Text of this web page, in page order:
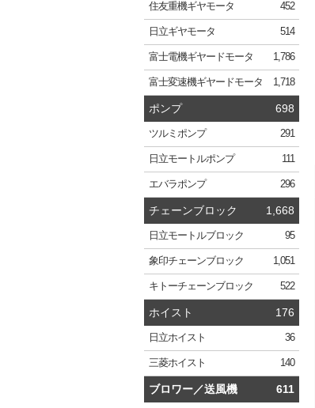
住友重機ギヤモータ 452
日立ギヤモータ 514
富士電機ギヤードモータ 1,786
富士変速機ギヤードモータ 1,718
ポンプ 698
ツルミ ポンプ 291
日立モートルポンプ 111
エバラポンプ 296
チェーンブロック 1,668
日立モートルブロック 95
象印チェーンブロック 1,051
キトーチェーンブロック 522
ホイスト 176
日立ホイスト 36
三菱ホイスト 140
ブロワー／送風機 611